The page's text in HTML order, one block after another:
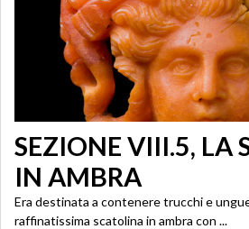
SEZIONE VIII.5, LA
IN AMBRA
Era destinata a contenere trucchi e
raffinatissima scatolina in ambra con ...